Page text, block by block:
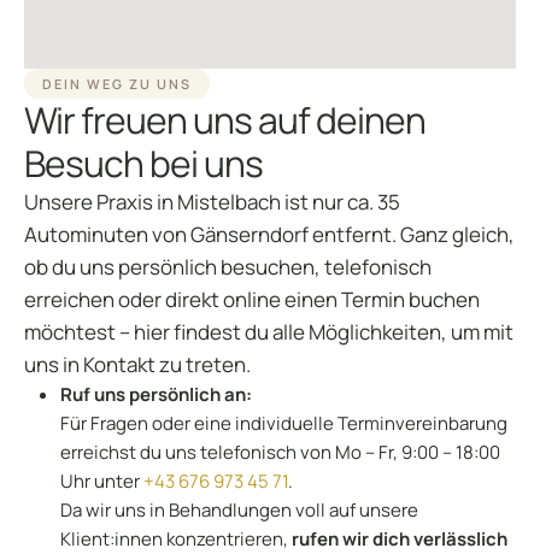
DEIN WEG ZU UNS
Wir freuen uns auf deinen
Besuch bei uns
Unsere Praxis in Mistelbach ist nur ca. 35
Autominuten von Gänserndorf entfernt. Ganz gleich,
ob du uns persönlich besuchen, telefonisch
erreichen oder direkt online einen Termin buchen
möchtest – hier findest du alle Möglichkeiten, um mit
uns in Kontakt zu treten.
Ruf uns persönlich an:
Für Fragen oder eine individuelle Terminvereinbarung
erreichst du uns telefonisch von Mo – Fr, 9:00 – 18:00
Uhr unter+43 676 973 45 71.
Da wir uns in Behandlungen voll auf unsere
Klient:innen konzentrieren, rufen wir dich verlässlich